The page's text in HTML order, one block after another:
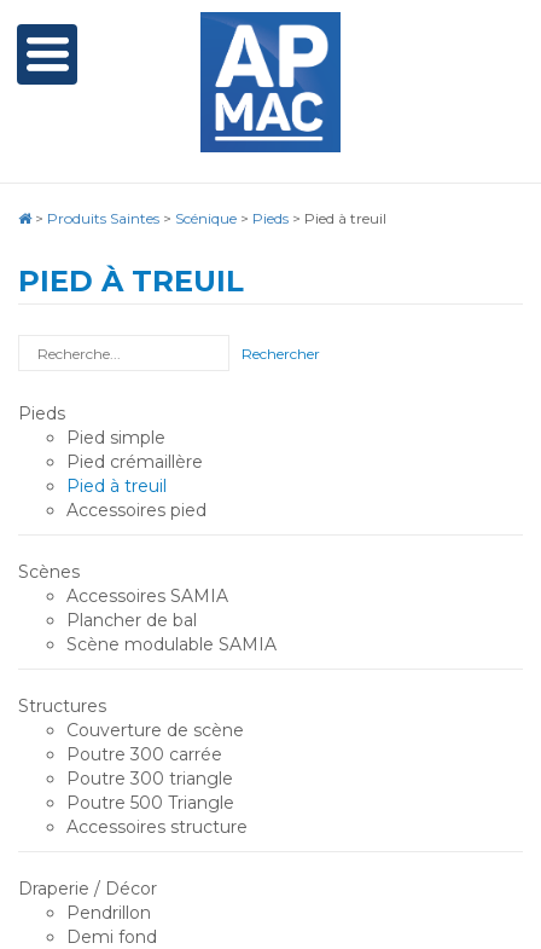
> Produits Saintes > Scénique > Pieds > Pied à treuil
PIED À TREUIL
Rechercher
Pieds
Pied simple
Pied crémaillère
Pied à treuil
Accessoires pied
Scènes
Accessoires SAMIA
Plancher de bal
Scène modulable SAMIA
Structures
Couverture de scène
Poutre 300 carrée
Poutre 300 triangle
Poutre 500 Triangle
Accessoires structure
Draperie / Décor
Pendrillon
Demi fond